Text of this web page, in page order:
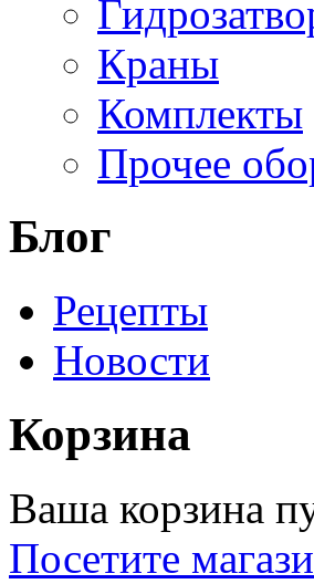
Краны
Комплекты
Прочее
Блог
Рецепты
Новости
Корзина
Ваша корзина
Посетите